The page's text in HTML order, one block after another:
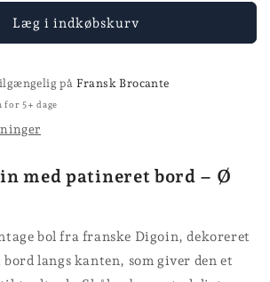
Bol
Ø
13,5
Læg i indkøbskurv
på Fransk Brocante
5+ dage
med patineret bord – Ø
bol fra franske Digoin, dekoreret
langs kanten, som giver den et